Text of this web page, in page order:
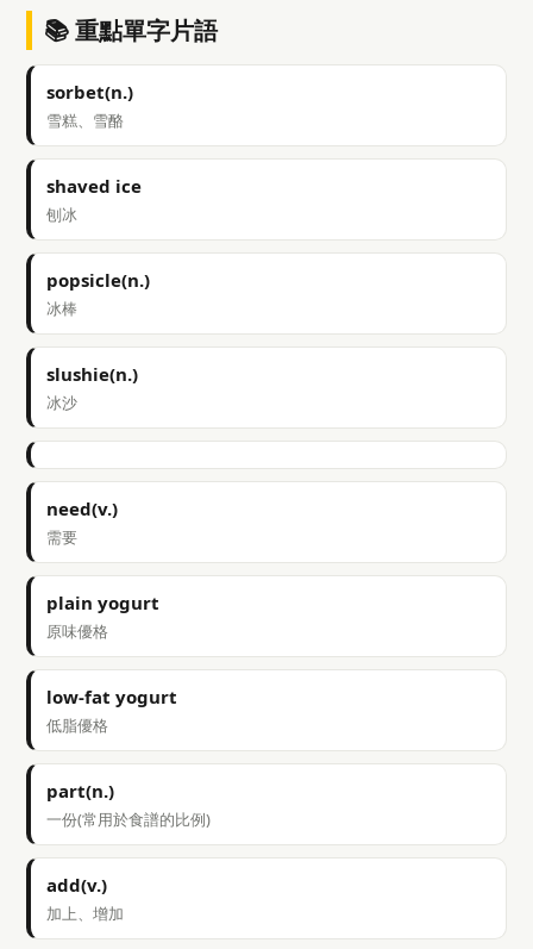
📚 重點單字片語
sorbet(n.)
雪糕、雪酪
shaved ice
刨冰
popsicle(n.)
冰棒
slushie(n.)
冰沙
need(v.)
需要
plain yogurt
原味優格
low-fat yogurt
低脂優格
part(n.)
一份(常用於食譜的比例)
add(v.)
加上、增加